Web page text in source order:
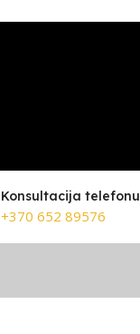
Konsultacija telefonu
+370 652 89576